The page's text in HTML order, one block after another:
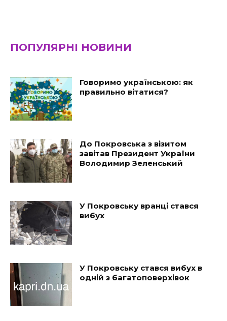
ПОПУЛЯРНІ НОВИНИ
Говоримо українською: як
правильно вітатися?
До Покровська з візитом
завітав Президент України
Володимир Зеленський
У Покровську вранці стався
вибух
У Покровську стався вибух в
одній з багатоповерхівок